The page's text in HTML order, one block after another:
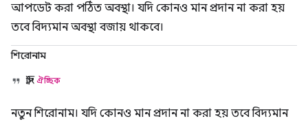
আপডেট করা পঠিত অবস্থা। যদি কোনও মান প্রদান না করা হয়
তবে বিদ্যমান অবস্থা বজায় থাকবে।
শিরোনাম
স্ট্রিংঐচ্ছিক
নতুন শিরোনাম। যদি কোনও মান প্রদান না করা হয় তবে বিদ্যমান